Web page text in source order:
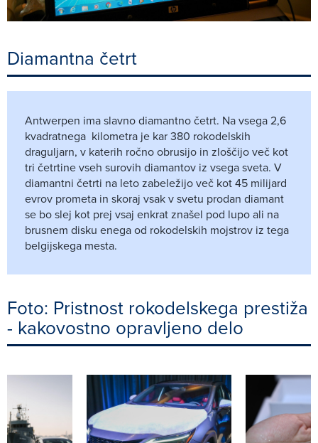
Diamantna četrt
Antwerpen ima slavno diamantno četrt. Na vsega 2,6
kvadratnega kilometra je kar 380 rokodelskih
draguljarn, v katerih ročno obrusijo in zloščijo več kot
tri četrtine vseh surovih diamantov iz vsega sveta. V
diamantni četrti na leto zabeležijo več kot 45 milijard
evrov prometa in skoraj vsak v svetu prodan diamant
se bo slej kot prej vsaj enkrat znašel pod lupo ali na
brusnem disku enega od rokodelskih mojstrov iz tega
belgijskega mesta.
Foto: Pristnost rokodelskega prestiža
- kakovostno opravljeno delo